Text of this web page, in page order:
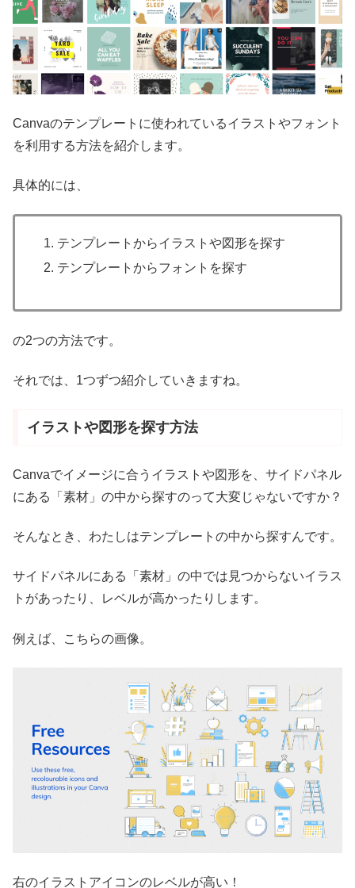
Canvaのテンプレートに使われているイラストやフォント
を利用する方法を紹介します。
具体的には、
テンプレートからイラストや図形を探す
テンプレートからフォントを探す
の2つの方法です。
それでは、1つずつ紹介していきますね。
イラストや図形を探す方法
Canvaでイメージに合うイラストや図形を、サイドパネル
にある「素材」の中から探すのって大変じゃないですか？
そんなとき、わたしはテンプレートの中から探すんです。
サイドパネルにある「素材」の中では見つからないイラス
トがあったり、レベルが高かったりします。
例えば、こちらの画像。
右のイラストアイコンのレベルが高い！